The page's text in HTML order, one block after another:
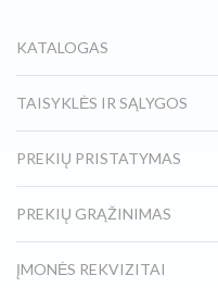
KATALOGAS
TAISYKLĖS IR SĄLYGOS
PREKIŲ PRISTATYMAS
PREKIŲ GRĄŽINIMAS
ĮMONĖS REKVIZITAI